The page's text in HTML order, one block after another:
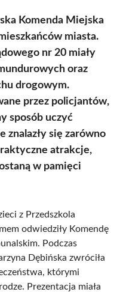
Komenda Miejska
miasta.
nr 20 miały
oraz
drogowym.
przez policjantów,
sposób uczyć
znalazły się zarówno
atrakcje,
w pamięci
z Przedszkola
odwiedziły Komendę
Podczas
Dębińska zwróciła
którymi
Prezentacja miała